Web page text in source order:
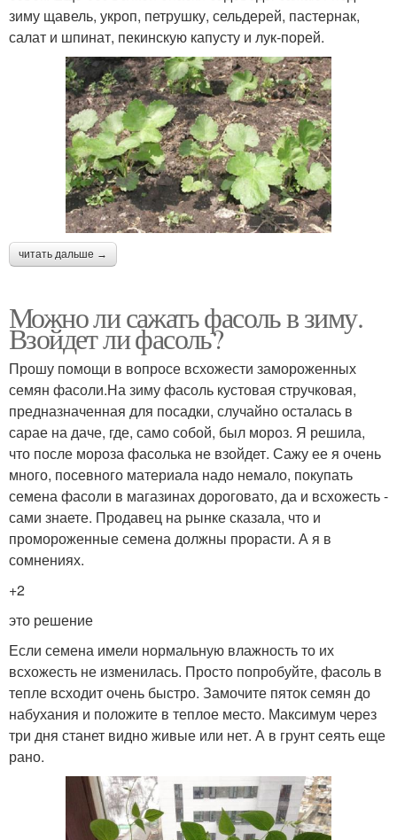
зиму щавель, укроп, петрушку, сельдерей, пастернак,
салат и шпинат, пекинскую капусту и лук-порей.
читать дальше →
Можно ли сажать фасоль в зиму.
Взойдет ли фасоль?
Прошу помощи в вопросе всхожести замороженных
семян фасоли.На зиму фасоль кустовая стручковая,
предназначенная для посадки, случайно осталась в
сарае на даче, где, само собой, был мороз. Я решила,
что после мороза фасолька не взойдет. Сажу ее я очень
много, посевного материала надо немало, покупать
семена фасоли в магазинах дороговато, да и всхожесть -
сами знаете. Продавец на рынке сказала, что и
промороженные семена должны прорасти. А я в
сомнениях.
+2
это решение
Если семена имели нормальную влажность то их
всхожесть не изменилась. Просто попробуйте, фасоль в
тепле всходит очень быстро. Замочите пяток семян до
набухания и положите в теплое место. Максимум через
три дня станет видно живые или нет. А в грунт сеять еще
рано.